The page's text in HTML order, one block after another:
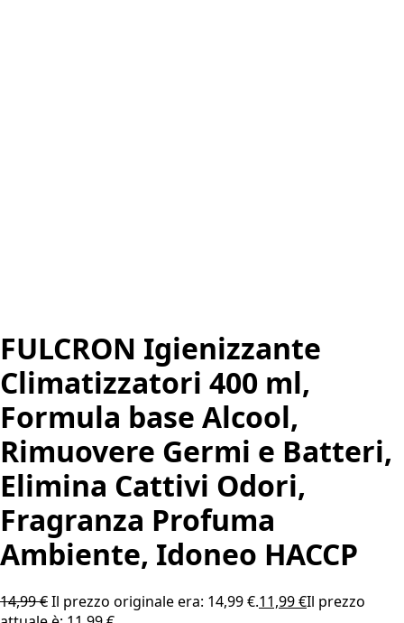
FULCRON Igienizzante
Climatizzatori 400 ml,
Formula base Alcool,
Rimuovere Germi e Batteri,
Elimina Cattivi Odori,
Fragranza Profuma
Ambiente, Idoneo HACCP
14,99€Il prezzo originale era: 14,99 €.11,99€Il prezzo